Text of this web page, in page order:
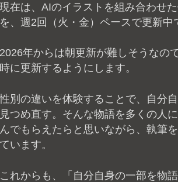
現在は、AIのイラストを組み合わせ
を、週2回（火・金）ペースで更新中
2026年からは朝更新が難しそうなの
時に更新するようにします。
性別の違いを体験することで、自分
見つめ直す。そんな物語を多くの人
んでもらえたらと思いながら、執筆
ています。
これからも、「自分自身の一部を物